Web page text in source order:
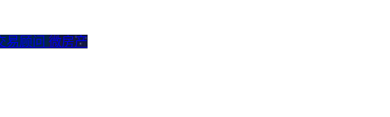
易顾问 微房产
能房屋推荐广告如何帮你精准安家